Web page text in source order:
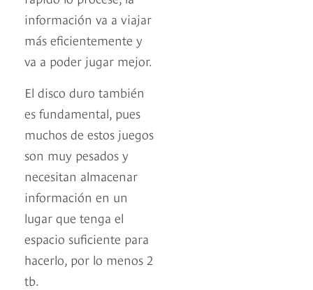
información va a viajar
más eficientemente y
va a poder jugar mejor.
El disco duro también
es fundamental, pues
muchos de estos juegos
son muy pesados y
necesitan almacenar
información en un
lugar que tenga el
espacio suficiente para
hacerlo, por lo menos 2
tb.